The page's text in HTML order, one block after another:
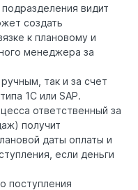
видит
создать
к плановому и
менеджера за
так и за счет
1С или SAP.
ответственный за
получит
даты оплаты и
если деньги
поступления